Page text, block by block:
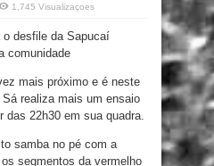
1,745 Visualizaçoes
o desfile da Sapucaí
comunidade
mais próximo e é neste
realiza mais um ensaio
das 22h30 em sua quadra.
samba no pé com a
segmentos da vermelho